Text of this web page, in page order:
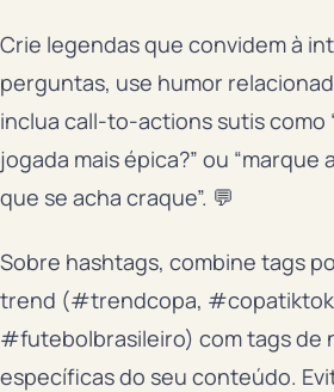
Crie legendas que convidem à
perguntas, use humor
inclua call-to-actions sutis como
jogada mais épica?” ou “marque
que se acha craque”. 💬
Sobre hashtags, combine tags
trend (#trendcopa,
#futebolbrasileiro) com tags de
específicas do seu conteúdo.